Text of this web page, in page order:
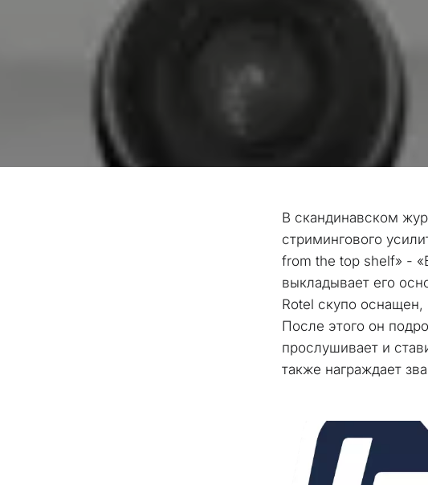
В скандинавском
стримингового
from the top shelf» -
выкладывает его
Rotel скупо оснащен,
После этого он
прослушивает и
также награждает